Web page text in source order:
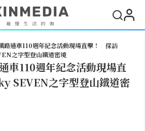
路通車110週年紀念活動現場直擊！ 探訪
之字型登山鐵道密境
車110週年紀念活動現場直
SEVEN之字型登山鐵道密